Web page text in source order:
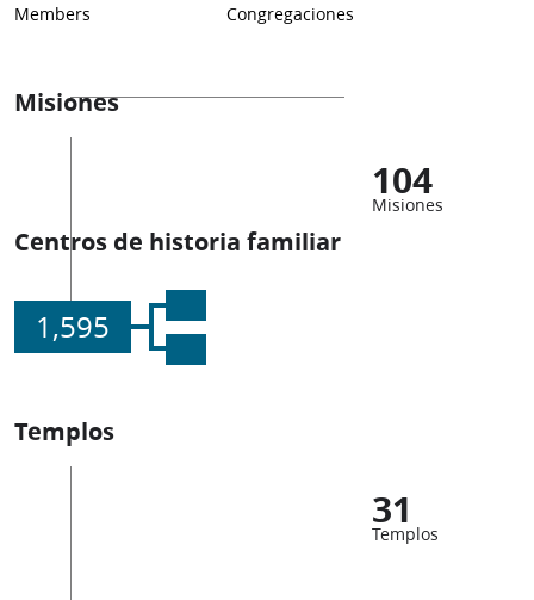
Members Congregaciones
Misiones
104
Misiones
Centros de historia familiar
1,595
Templos
31
Templos